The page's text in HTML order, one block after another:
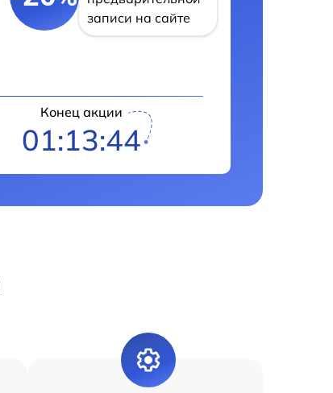
записи на сайте
Конец акции
01:13:43